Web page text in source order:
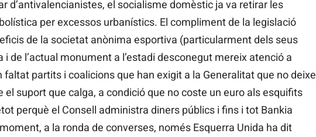
d’antivalencianistes, el socialisme domèstic ja va retirar les
per excessos urbanístics. El compliment de la legislació
de la societat anònima esportiva (particularment dels seus
de l’actual monument a l’estadi desconegut mereix atenció a
partits i coalicions que han exigit a la Generalitat que no deixe
el suport que calga, a condició que no coste un euro als esquifits
perquè el Consell administra diners públics i fins i tot Bankia
a la ronda de converses, només Esquerra Unida ha dit